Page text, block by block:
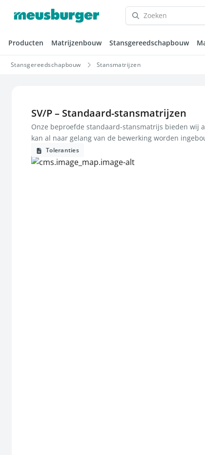
Producten Matrijzenbouw Stansgereedschapbouw
Stansgereedschapbouw Stansmatrijzen
SV/P – Standaard-stansmatrijzen
Onze beproefde standaard-stansmatrijs bieden wij
kan al naar gelang van de bewerking worden
Toleranties